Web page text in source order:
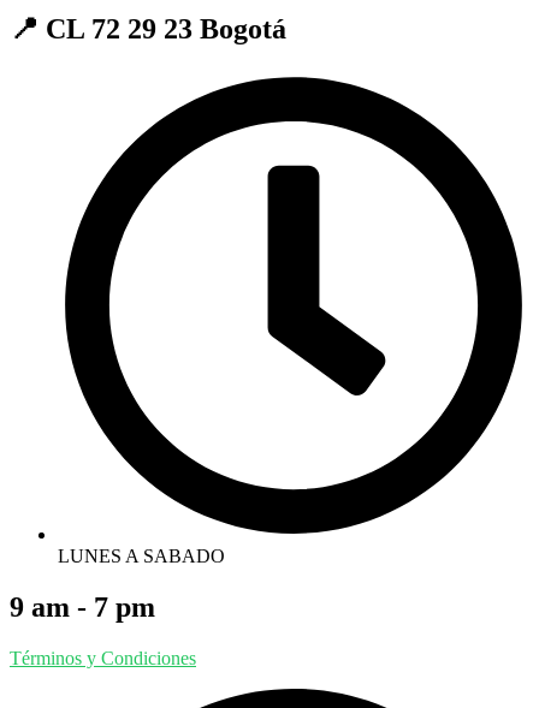
📍 CL 72 29 23 Bogotá
LUNES A SABADO
9 am - 7 pm
Términos y Condiciones